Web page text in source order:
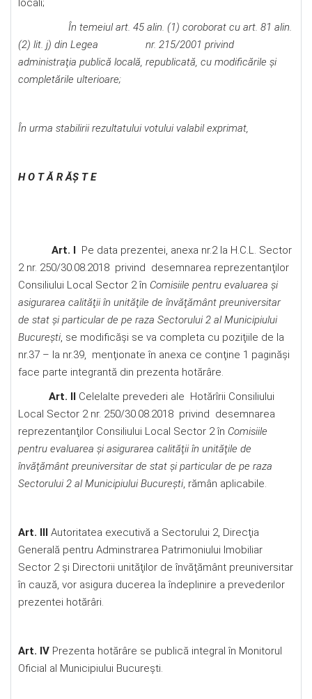
locali;
În temeiul art. 45 alin. (1) coroborat cu art. 81 alin.
(2) lit. j) din Legea nr. 215/2001 privind
administraţia publică locală, republicată, cu modificările şi
completările ulterioare;
În urma stabilirii rezultatului votului valabil exprimat,
H O T Ă R ĂŞ T E
Art. I Pe data prezentei, anexa nr.2 la H.C.L. Sector
2 nr. 250/30.08.2018 privind desemnarea reprezentanţilor
Consiliului Local Sector 2 în Comisiile pentru evaluarea şi
asigurarea calităţii în unităţile de învăţământ preuniversitar
de stat şi particular de pe raza Sectorului 2 al Municipiului
Bucureşti, se modificăşi se va completa cu poziţiile de la
nr.37 – la nr.39, menţionate în anexa ce conţine 1 paginăşi
face parte integrantă din prezenta hotărâre.
Art. II Celelalte prevederi ale Hotărîrii Consiliului
Local Sector 2 nr. 250/30.08.2018 privind desemnarea
reprezentanţilor Consiliului Local Sector 2 în Comisiile
pentru evaluarea şi asigurarea calităţii în unităţile de
învăţământ preuniversitar de stat şi particular de pe raza
Sectorului 2 al Municipiului Bucureşti, rămân aplicabile.
Art. III Autoritatea executivă a Sectorului 2, Direcţia
Generală pentru Adminstrarea Patrimoniului Imobiliar
Sector 2 şi Directorii unităţilor de învăţământ preuniversitar
în cauză, vor asigura ducerea la îndeplinire a prevederilor
prezentei hotărâri.
Art. IV Prezenta hotărâre se publică integral în Monitorul
Oficial al Municipiului Bucureşti.